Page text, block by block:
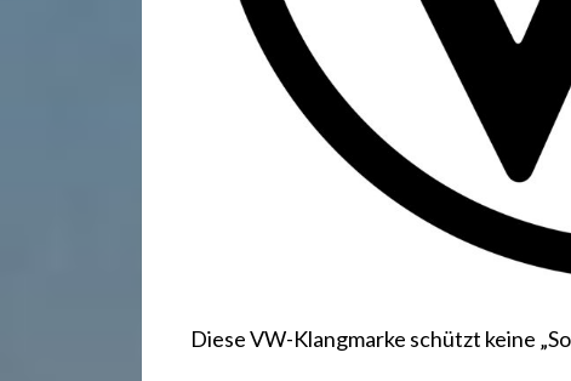
Diese VW-Klangmarke schützt keine